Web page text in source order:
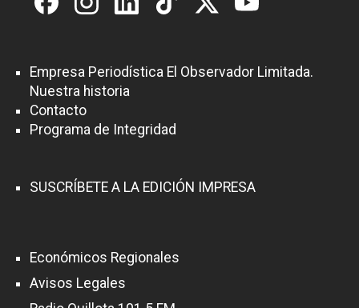
Empresa Periodística El Observador Limitada.
Nuestra historia
Contacto
Programa de Integridad
SUSCRÍBETE A LA EDICIÓN IMPRESA
Económicos Regionales
Avisos Legales